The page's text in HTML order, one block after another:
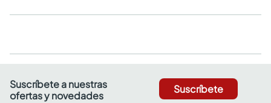
Suscríbete a nuestras
ofertas y novedades
Suscríbete